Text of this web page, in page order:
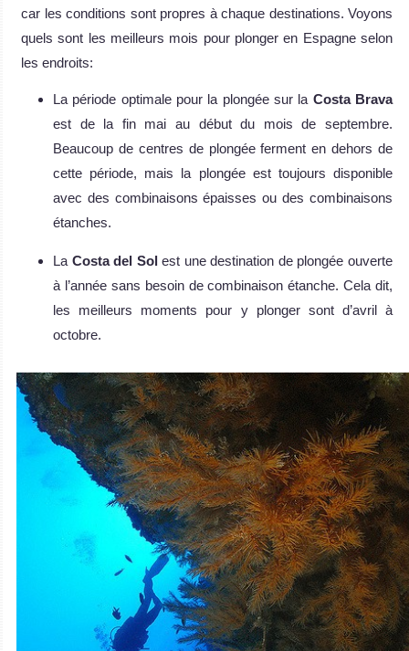
car les conditions sont propres à chaque destinations. Voyons
quels sont les meilleurs mois pour plonger en Espagne selon
les endroits:
La période optimale pour la plongée sur la Costa Brava
est de la fin mai au début du mois de septembre.
Beaucoup de centres de plongée ferment en dehors de
cette période, mais la plongée est toujours disponible
avec des combinaisons épaisses ou des combinaisons
étanches.
La Costa del Solest une destination de plongée ouverte
à l’année sans besoin de combinaison étanche. Cela dit,
les meilleurs moments pour y plonger sont d’avril à
octobre.